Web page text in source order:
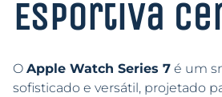
Esportiva
O Apple Watch Series 7 é um
sofisticado e versátil, projetado